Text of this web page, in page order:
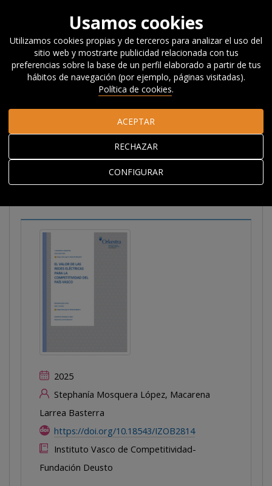
Investigación Publicaciones Informes
Cuadernos
Orkestra
El valor de las redes eléctricas para la competitividad
del País Vasco
El valor de las redes
eléctricas para la
competitividad del País
2025
Stephanía Mosquera López, Macarena
Larrea Basterra
https://doi.org/10.18543/IZOB2814
Instituto Vasco de Competitividad-
Fundación Deusto
Usamos cookies
Utilizamos cookies propias y de terceros para analizar el uso del
sitio web y mostrarte publicidad relacionada con tus
preferencias sobre la base de un perfil elaborado a partir de tus
hábitos de navegación (por ejemplo, páginas visitadas).
Política de cookies.
CONFIGURAR
RECHAZAR
ACEPTAR